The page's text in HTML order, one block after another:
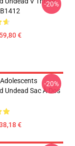
€
-20%
Undead Sac À Dos
€
-20%